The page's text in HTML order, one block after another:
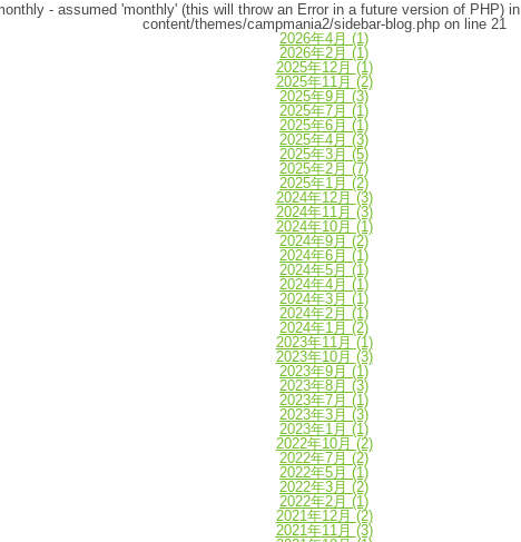
- assumed 'monthly' (this will throw an Error in a future version of PHP) in
content/themes/campmania2/sidebar-blog.phpon line 21
2026年4月 (1)
2026年2月 (1)
2025年12月 (1)
2025年11月 (2)
2025年9月 (3)
2025年7月 (1)
2025年6月 (1)
2025年4月 (3)
2025年3月 (5)
2025年2月 (7)
2025年1月 (2)
2024年12月 (3)
2024年11月 (3)
2024年10月 (1)
2024年9月 (2)
2024年6月 (1)
2024年5月 (1)
2024年4月 (1)
2024年3月 (1)
2024年2月 (1)
2024年1月 (2)
2023年11月 (1)
2023年10月 (3)
2023年9月 (1)
2023年8月 (3)
2023年7月 (1)
2023年3月 (3)
2023年1月 (1)
2022年10月 (2)
2022年7月 (2)
2022年5月 (1)
2022年3月 (2)
2022年2月 (1)
2021年12月 (2)
2021年11月 (3)